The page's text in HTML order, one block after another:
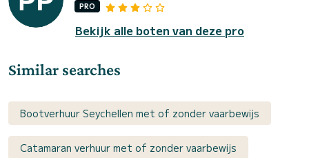
PRO
Bekijk alle boten van deze pro
Similar searches
Bootverhuur Seychellen met of zonder vaarbewijs
Catamaran verhuur met of zonder vaarbewijs